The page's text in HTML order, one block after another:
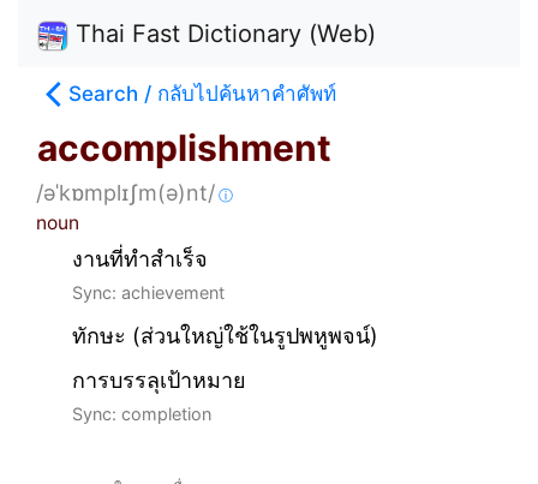
Thai Fast Dictionary (Web)
Search / กลับไปค้นหาคำศัพท์
accomplishment
/əˈkɒmplɪʃm(ə)nt/ ⓘ
noun
งานที่ทำสำเร็จ
Sync: achievement
ทักษะ (ส่วนใหญ่ใช้ในรูปพหูพจน์)
การบรรลุเป้าหมาย
Sync: completion